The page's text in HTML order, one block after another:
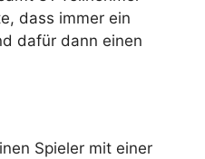
dass immer ein
dafür dann einen
Spieler mit einer